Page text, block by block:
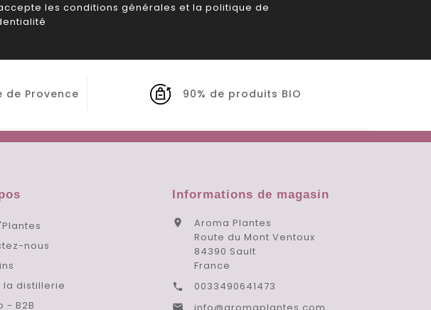
les conditions générales et la politique de
de Provence 90% de produits BIO
nous
la distillerie
- B2B
Informations de magasin

Aroma Plantes
Route du Mont Ventoux
84390 Sault
France
 0033490641473
